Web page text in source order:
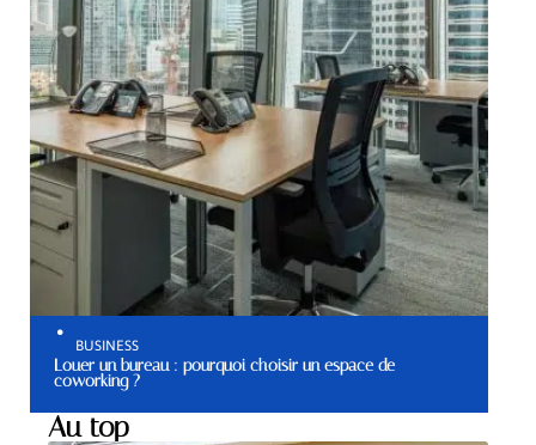
BUSINESS
Louer un bureau : pourquoi choisir un espace de
coworking ?
Au top